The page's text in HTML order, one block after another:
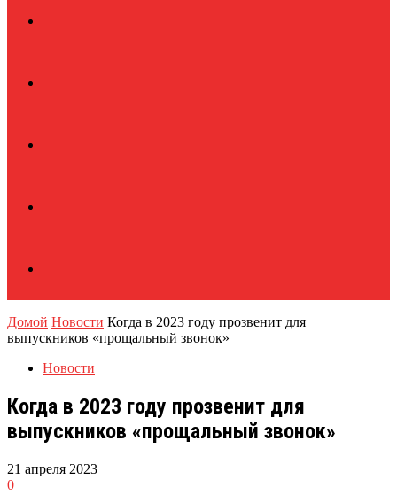
Домой Новости Когда в 2023 году прозвенит для
выпускников «прощальный звонок»
Новости
Когда в 2023 году прозвенит для
выпускников «прощальный звонок»
21 апреля 2023
0